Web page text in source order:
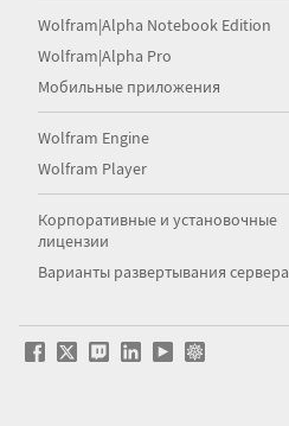
Wolfram|Alpha Notebook Edition
Wolfram|Alpha Pro
Мобильные приложения
Wolfram Engine
Wolfram Player
Корпоративные и установочные
лицензии
Варианты развертывания сервера